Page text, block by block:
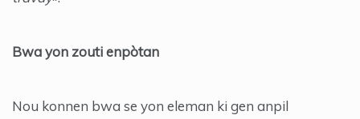
Bwa yon zouti enpòtan
Nou konnen bwa se yon eleman ki gen anpil